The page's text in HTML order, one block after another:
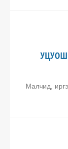
Малчид,